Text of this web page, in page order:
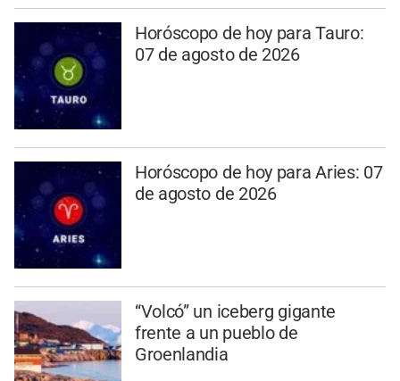
Horóscopo de hoy para Tauro:
07 de agosto de 2026
Horóscopo de hoy para Aries: 07
de agosto de 2026
“Volcó” un iceberg gigante
frente a un pueblo de
Groenlandia